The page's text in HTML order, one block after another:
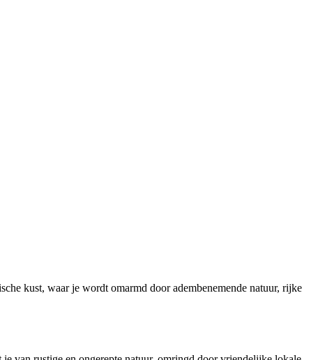
kust, waar je wordt omarmd door adembenemende natuur, rijke